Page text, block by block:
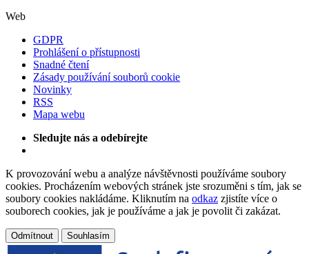
Web
GDPR
Prohlášení o přístupnosti
Snadné čtení
Zásady používání souborů cookie
Novinky
RSS
Mapa webu
Sledujte nás a odebírejte
K provozování webu a analýze návštěvnosti používáme soubory
cookies. Procházením webových stránek jste srozuměni s tím, jak se
soubory cookies nakládáme. Kliknutím na odkaz zjistíte více o
souborech cookies, jak je používáme a jak je povolit či zakázat.
Odmítnout Souhlasím